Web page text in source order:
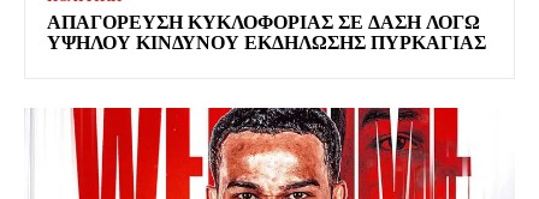
ΑΠΑΓΟΡΕΥΣΗ ΚΥΚΛΟΦΟΡΙΑΣ ΣΕ ΔΑΣΗ ΛΟΓΩ
ΥΨΗΛΟΥ ΚΙΝΔΥΝΟΥ ΕΚΔΗΛΩΣΗΣ ΠΥΡΚΑΓΙΑΣ